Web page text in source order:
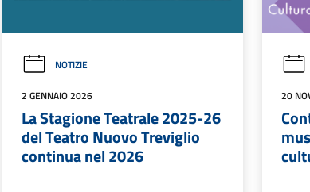
NOTIZIE
2 GENNAIO 2026
La Stagione Teatrale 2025-26
del Teatro Nuovo Treviglio
continua nel 2026
20